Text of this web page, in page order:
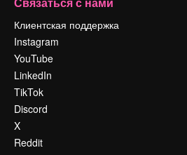
Клиентская поддержка
Instagram
YouTube
LinkedIn
TikTok
Discord
X
Reddit